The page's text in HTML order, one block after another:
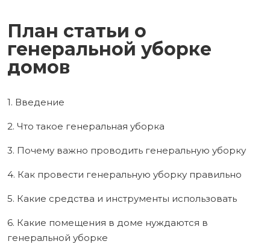
План статьи о
генеральной уборке
домов
1. Введение
2. Что такое генеральная уборка
3. Почему важно проводить генеральную уборку
4. Как провести генеральную уборку правильно
5. Какие средства и инструменты использовать
6. Какие помещения в доме нуждаются в
генеральной уборке